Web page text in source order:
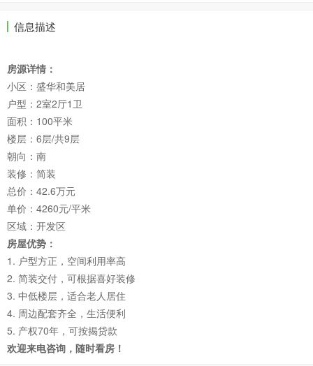
信息描述
房源详情：
小区：盛华和美居
户型：2室2厅1卫
面积：100平米
楼层：6层/共9层
朝向：南
装修：简装
总价：42.6万元
单价：4260元/平米
区域：开发区
房屋优势：
1. 户型方正，空间利用率高
2. 简装交付，可根据喜好装修
3. 中低楼层，适合老人居住
4. 周边配套齐全，生活便利
5. 产权70年，可按揭贷款
欢迎来电咨询，随时看房！